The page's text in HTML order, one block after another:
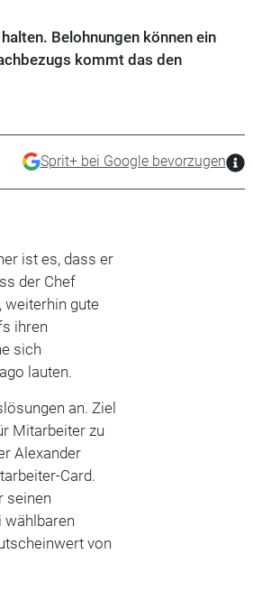
Belohnungen können ein
kommt das den
Sprit+ bei Google bevorzugen
ist es, dass er
der Chef
weiterhin gute
ihren
sich
lauten.
an. Ziel
Mitarbeiter zu
Alexander
Card.
seinen
wählbaren
von